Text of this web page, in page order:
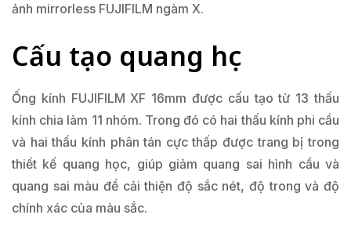
ảnh mirrorless FUJIFILM ngàm X.
Cấu tạo quang học
Ống kính FUJIFILM XF 16mm được cấu tạo từ 13 thấu
kính chia làm 11 nhóm. Trong đó có hai thấu kính phi cầu
và hai thấu kính phân tán cực thấp được trang bị trong
thiết kế quang học, giúp giảm quang sai hình cầu và
quang sai màu để cải thiện độ sắc nét, độ trong và độ
chính xác của màu sắc.